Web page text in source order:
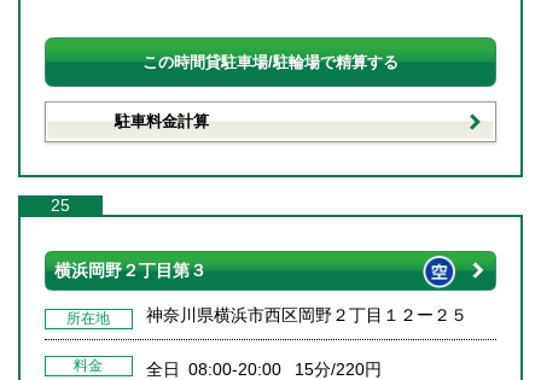
この時間貸駐車場/駐輪場で精算する
駐車料金計算
25
横浜岡野２丁目第３
所在地 神奈川県横浜市西区岡野２丁目１２ー２５
料金
全日 08:00-20:00 15分/220円